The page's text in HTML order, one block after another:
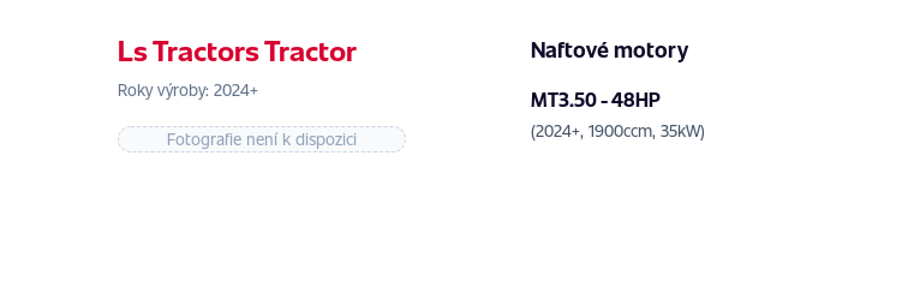
Ls Tractors Tractor
Roky výroby: 2024+
Fotografie není k dispozici
Naftové motory
MT3.50 - 48HP
(2024+, 1900ccm, 35kW)